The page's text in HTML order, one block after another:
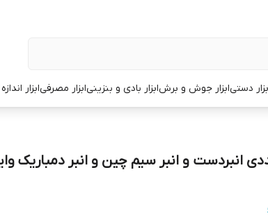
دستیابزار جوش و برشابزار بادی و بنزینیابزار مصرفیابزار
3عددی انبردست و انبر سیم چین و انبر دمباریک